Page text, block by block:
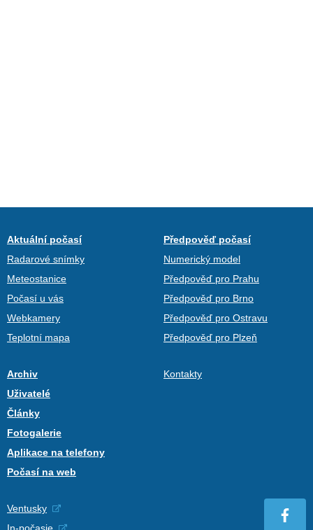
Aktuální počasí
Radarové snímky
Meteostanice
Počasí u vás
Webkamery
Teplotní mapa
Předpověď počasí
Numerický model
Předpověď pro Prahu
Předpověď pro Brno
Předpověď pro Ostravu
Předpověď pro Plzeň
Archiv
Uživatelé
Články
Fotogalerie
Aplikace na telefony
Počasí na web
Kontakty
Ventusky